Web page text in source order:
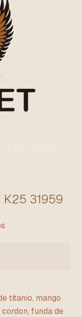
K25 31959
titanio, mango
funda de